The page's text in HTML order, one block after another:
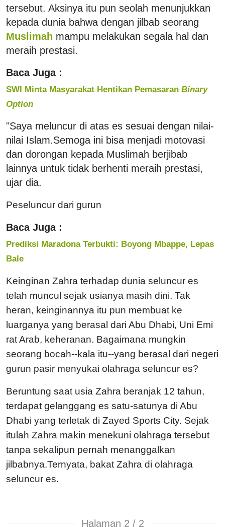
tersebut. Aksinya itu pun seolah menunjukkan
kepada dunia bahwa dengan jilbab seorang
Muslimah mampu melakukan segala hal dan
meraih prestasi.
Baca Juga :
SWI Minta Masyarakat Hentikan Pemasaran Binary
Option
"Saya meluncur di atas es sesuai dengan nilai-
nilai Islam.Semoga ini bisa menjadi motovasi
dan dorongan kepada Muslimah berjibab
lainnya untuk tidak berhenti meraih prestasi,
ujar dia.
Peseluncur dari gurun
Baca Juga :
Prediksi Maradona Terbukti: Boyong Mbappe, Lepas
Bale
Keinginan Zahra terhadap dunia seluncur es
telah muncul sejak usianya masih dini. Tak
heran, keinginannya itu pun membuat ke
luarganya yang berasal dari Abu Dhabi, Uni Emi
rat Arab, keheranan. Bagaimana mungkin
seorang bocah--kala itu--yang berasal dari negeri
gurun pasir menyukai olahraga seluncur es?
Beruntung saat usia Zahra beranjak 12 tahun,
terdapat gelanggang es satu-satunya di Abu
Dhabi yang terletak di Zayed Sports City. Sejak
itulah Zahra makin menekuni olahraga tersebut
tanpa sekalipun pernah menanggalkan
jilbabnya.Ternyata, bakat Zahra di olahraga
seluncur es.
Halaman 2 / 2